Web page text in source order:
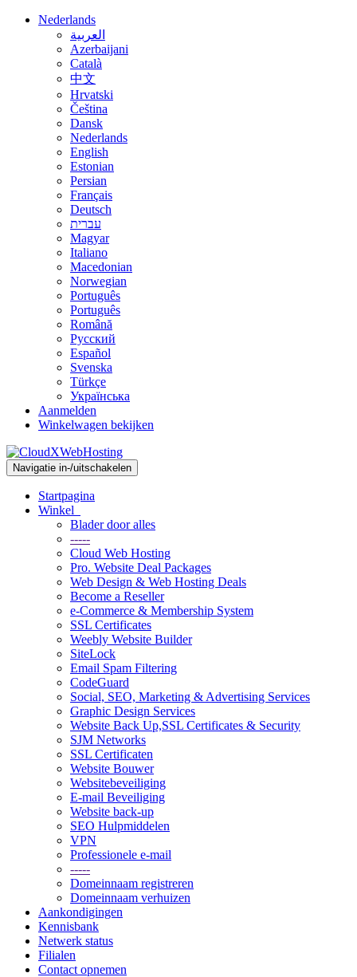
Nederlands
العربية
Azerbaijani
Català
中文
Hrvatski
Čeština
Dansk
Nederlands
English
Estonian
Persian
Français
Deutsch
עברית
Magyar
Italiano
Macedonian
Norwegian
Português
Português
Română
Русский
Español
Svenska
Türkçe
Українська
Aanmelden
Winkelwagen bekijken
Navigatie in-/uitschakelen
Startpagina
Winkel
Blader door alles
-----
Cloud Web Hosting
Pro. Website Deal Packages
Web Design & Web Hosting Deals
Become a Reseller
e-Commerce & Membership System
SSL Certificates
Weebly Website Builder
SiteLock
Email Spam Filtering
CodeGuard
Social, SEO, Marketing & Advertising Services
Graphic Design Services
Website Back Up,SSL Certificates & Security
SJM Networks
SSL Certificaten
Website Bouwer
Websitebeveiliging
E-mail Beveiliging
Website back-up
SEO Hulpmiddelen
VPN
Professionele e-mail
-----
Domeinnaam registreren
Domeinnaam verhuizen
Aankondigingen
Kennisbank
Netwerk status
Filialen
Contact opnemen